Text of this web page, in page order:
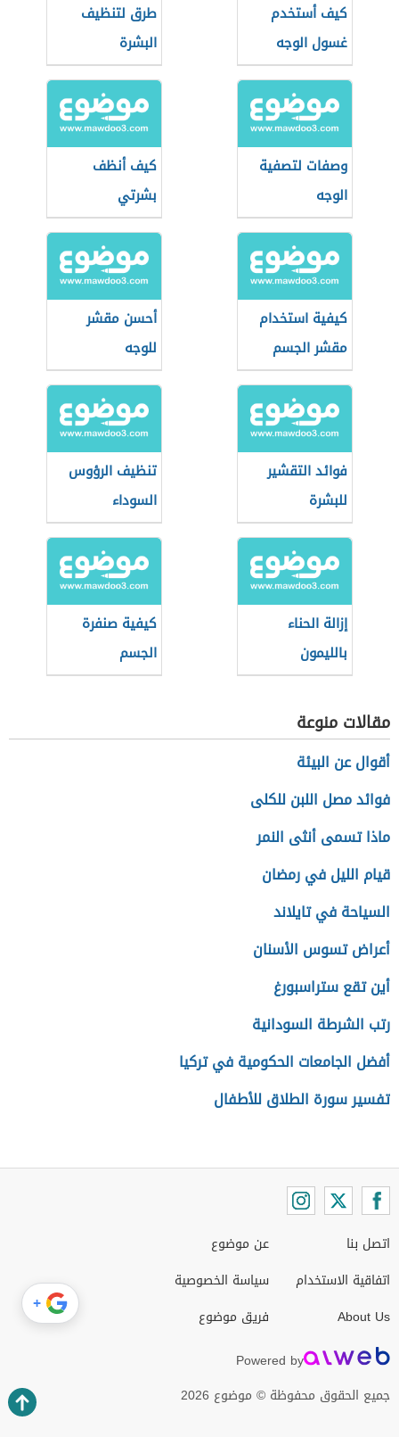
كيف أستخدم
غسول الوجه
طرق لتنظيف
البشرة
وصفات لتصفية
الوجه
كيف أنظف
بشرتي
كيفية استخدام
مقشر الجسم
أحسن مقشر
للوجه
فوائد التقشير
للبشرة
تنظيف الرؤوس
السوداء
إزالة الحناء
بالليمون
كيفية صنفرة
الجسم
مقالات منوعة
أقوال عن البيئة
فوائد مصل اللبن للكلى
ماذا تسمى أنثى النمر
قيام الليل في رمضان
السياحة في تايلاند
أعراض تسوس الأسنان
أين تقع ستراسبورغ
رتب الشرطة السودانية
أفضل الجامعات الحكومية في تركيا
تفسير سورة الطلاق للأطفال
اتصل بنا
اتفاقية الاستخدام
About Us
عن موضوع
سياسة الخصوصية
فريق موضوع
Powered by
جميع الحقوق محفوظة © موضوع 2026
+